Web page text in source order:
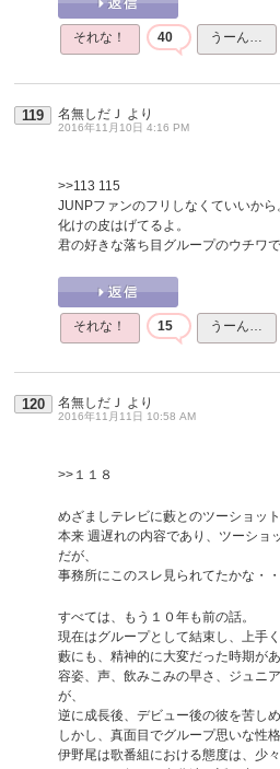
それな！ 40 うーん…
119 名無しだＪ より
2016年11月10日 4:16 PM
>>113 115
JUNPファンのフリしなくていいから
化けの皮はげてるよ。
君の好きな落ち目グループのウチワで
それな！ 15 うーん…
120 名無しだＪ より
2016年11月11日 10:58 AM
>>１１８
めざましテレビに藪とのツーショッ
本来 週遅れの内容であり、ツーショ
だが、
事務所にこのスレ見られてたかな・・
すべては、もう１０年も前の話。
現在はグループとして結束し、上手
藪にも、精神的に大変だった時期があ
容姿、声、飲みこみの早さ、ジュニ
が、
逆に成長後、デビュー後の彼を苦しめ
しかし、真面目でグループ思いな性
伊野尾は歌番組における態度は、少